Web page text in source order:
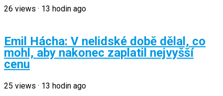
26 views · 13 hodin ago
Emil Hácha: V nelidské době dělal, co
mohl, aby nakonec zaplatil nejvyšší
cenu
25 views · 13 hodin ago